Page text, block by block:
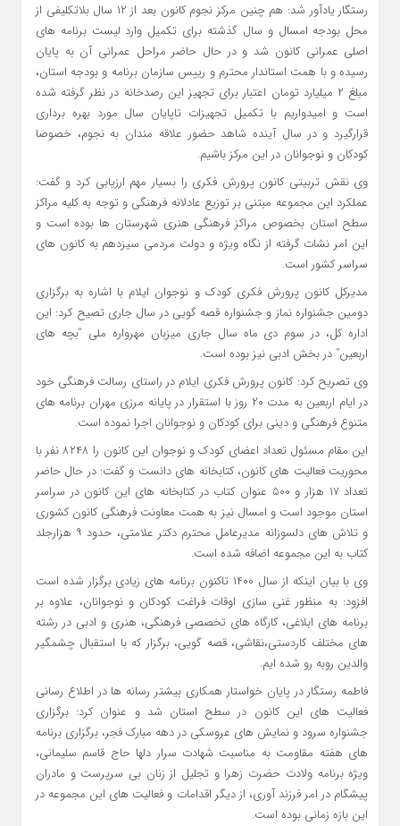
رستگار یادآور شد: هم چنین مرکز نجوم کانون بعد از ۱۲ سال بلاتکلیفی از
محل بودجه امسال و سال گذشته برای تکمیل وارد لیست برنامه های
اصلی عمرانی کانون شد و در حال حاضر مراحل عمرانی آن به پایان
رسیده و با همت استاندار محترم و رییس سازمان برنامه و بودجه استان،
مبلغ ۲ میلیارد تومان اعتبار برای تجهیز این رصدخانه در نظر گرفته شده
است و امیدواریم با تکمیل تجهیزات تاپایان سال مورد بهره برداری
قرارگیرد و در سال آینده شاهد حضور علاقه مندان به نجوم، خصوصا
کودکان و نوجوانان در این مرکز باشیم.
وی نقش تربیتی کانون پرورش فکری را بسیار مهم ارزیابی کرد و گفت:
عملکرد این مجموعه مبتنی بر توزیع عادلانه فرهنگی و توجه به کلیه مراکز
سطح استان بخصوص مراکز فرهنگی هنری شهرستان ها بوده است و
این امر نشات گرفته از نگاه ویژه و دولت مردمی سیزدهم به کانون های
سراسر کشور است.
مدیرکل کانون پرورش فکری کودک و نوجوان ایلام با اشاره به برگزاری
دومین جشنواره نماز و جشنواره قصه گویی در سال جاری تصیح کرد: این
اداره کل، در سوم دی ماه سال جاری میزبان مهرواره ملی “بچه های
اربعین” در بخش ادبی نیز بوده است.
وی تصریح کرد: کانون پرورش فکری ایلام در راستای رسالت فرهنگی خود
در ایام اربعین به مدت ۲۰ روز با استقرار در پایانه مرزی مهران برنامه های
متنوع فرهنگی و دینی برای کودکان و نوجوانان اجرا نموده است.
این مقام مسئول تعداد اعضای کودک و نوجوان این کانون را ۸۲۴۸ نفر با
محوریت فعالیت های کانون، کتابخانه های دانست و گفت: در حال حاضر
تعداد ۱۷ هزار و ۵۰۰ عنوان کتاب در کتابخانه های این کانون در سراسر
استان موجود است و امسال نیز به همت معاونت فرهنگی کانون کشوری
و تلاش های دلسوزانه مدیرعامل محترم دکتر علامتی، حدود ۹ هزارجلد
کتاب به این مجموعه اضافه شده است.
وی با بیان اینکه از سال ۱۴۰۰ تاکنون برنامه های زیادی برگزار شده است
افزود: به منظور غنی سازی اوقات فراغت کودکان و نوجوانان، علاوه بر
برنامه های ابلاغی، کارگاه های تخصصی فرهنگی، هنری و ادبی در رشته
های مختلف کاردستی،نقاشی، قصه گویی، برگزار که با استقبال چشمگیر
والدین روبه رو شده ایم.
فاطمه رستگار در پایان خواستار همکاری بیشتر رسانه ها در اطلاع رسانی
فعالیت های این کانون در سطح استان شد و عنوان کرد: برگزاری
جشنواره سرود و نمایش های عروسکی در دهه مبارک فجر، برگزاری برنامه
های هفته مقاومت به مناسبت شهادت سرار دلها حاج قاسم سلیمانی،
ویژه برنامه ولادت حضرت زهرا و تجلیل از زنان بی سرپرست و مادران
پیشگام در امر فرزند آوری، از دیگر اقدامات و فعالیت های این مجموعه در
این بازه زمانی بوده است.